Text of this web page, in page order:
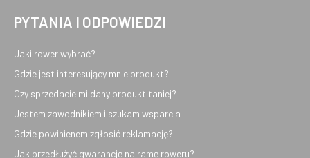
PYTANIA I ODPOWIEDZI
Jaki rower wybrać?
Gdzie jest interesujący mnie produkt?
Czy sprzedacie mi dany produkt taniej?
Jestem zawodnikiem i szukam wsparcia
Gdzie powinienem zgłosić reklamację?
Jak przedłużyć gwarancję na ramę roweru?